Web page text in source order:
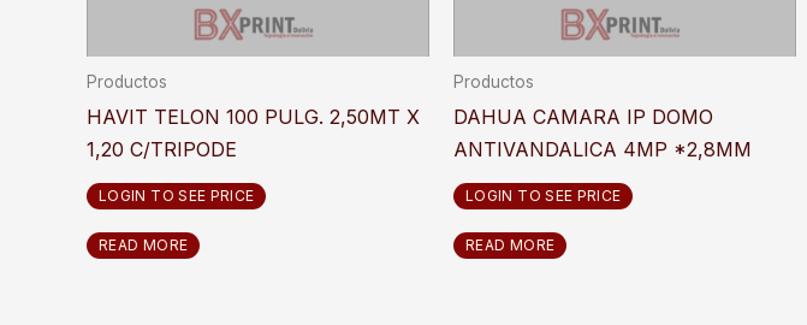
Productos
HAVIT TELON 100 PULG. 2,50MT X
1,20 C/TRIPODE
LOGIN TO SEE PRICE
READ MORE
Productos
DAHUA CAMARA IP DOMO
ANTIVANDALICA 4MP *2,8MM
LOGIN TO SEE PRICE
READ MORE